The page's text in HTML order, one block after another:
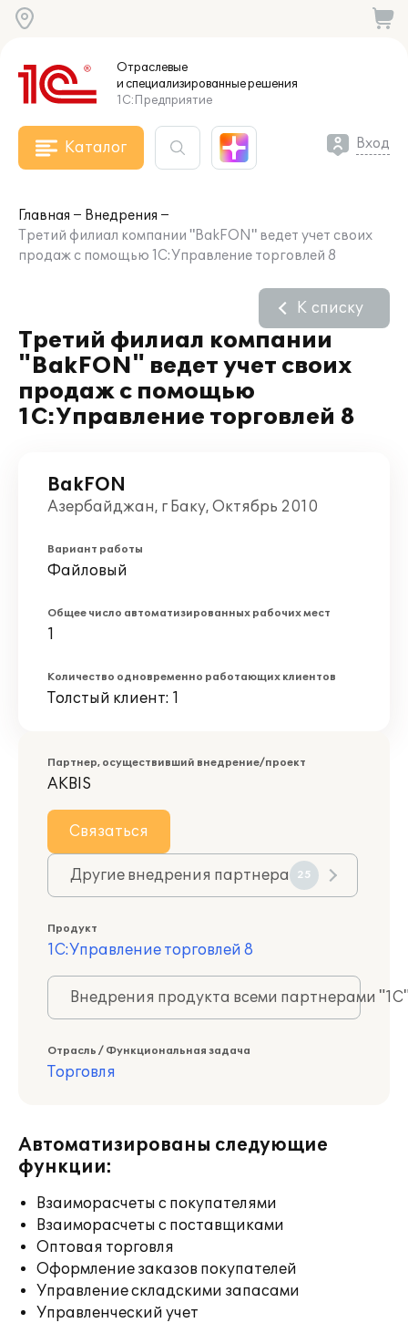
Отраслевые
и специализированныерешения
1С:Предприятие
Каталог Вход
Главная
Внедрения
Третий филиал компании "BakFON" ведет учет своих
продаж с помощью 1С:Управление торговлей 8
Третий филиал компании
"BakFON" ведет учет своих
продаж с помощью
1С:Управление торговлей 8
К списку
BakFON
Азербайджан, г Баку, Октябрь 2010
Вариант работы
Файловый
Общее число автоматизированных рабочих мест
1
Количество одновременно работающих клиентов
Толстый клиент: 1
Партнер, осуществивший внедрение/проект
AKBIS
Связаться
Другие внедрения партнера 25
Продукт
1С:Управление торговлей 8
Внедрения продукта всеми партнерами
Отрасль / Функциональная задача
Торговля
Автоматизированы следующие
функции:
Взаиморасчеты с покупателями
Взаиморасчеты с поставщиками
Оптовая торговля
Оформление заказов покупателей
Управление складскими запасами
Управленческий учет